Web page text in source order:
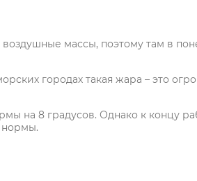
массы, поэтому там в
городах такая жара – это
на 8 градусов. Однако к концу
нормы.